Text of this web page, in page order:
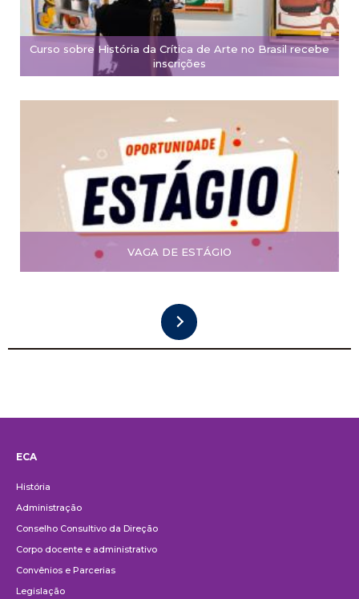
Curso sobre História da Crítica de Arte no Brasil recebe
inscrições
VAGA DE ESTÁGIO
ECA
História
Administração
Conselho Consultivo da Direção
Corpo docente e administrativo
Convênios e Parcerias
Legislação